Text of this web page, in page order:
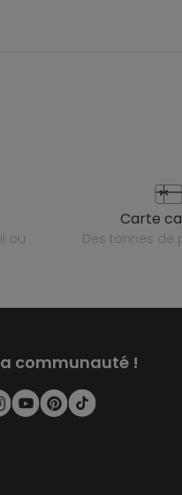
carte
des tonnes de
communauté !